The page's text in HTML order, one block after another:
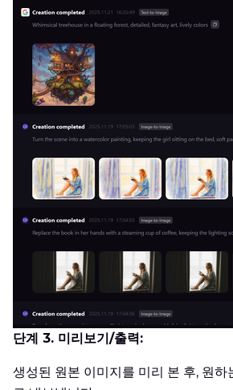
단계 3. 미리보기/출력:
생성된 원본 이미지를 미리 본 후, 원하